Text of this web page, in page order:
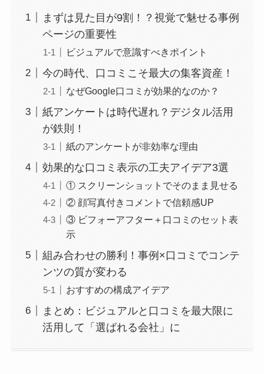
まずは見た目が9割！？視覚で魅せる事例
ページの重要性
ビジュアルで意識すべきポイント
今の時代、口コミこそ最大の集客資産！
なぜGoogle口コミが効果的なのか？
紙アンケートは時代遅れ？デジタル活用
が鉄則！
紙のアンケートが非効率な理由
効果的な口コミ表示の工夫アイデア3選
① スクリーンショットでそのまま見せる
② 顔写真付きコメントで信頼感UP
③ ビフォーアフター＋口コミのセット表
示
組み合わせの勝利！事例×口コミでコンテ
ンツの質が変わる
おすすめの構成アイデア
まとめ：ビジュアルと口コミを最大限に
活用して「選ばれる会社」に